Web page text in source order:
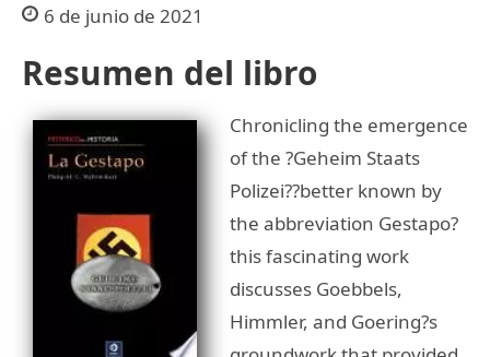
6 de junio de 2021
Resumen del libro
Chronicling the emergence
of the ?Geheim Staats
Polizei??better known by
the abbreviation Gestapo?
this fascinating work
discusses Goebbels,
Himmler, and Goering?s